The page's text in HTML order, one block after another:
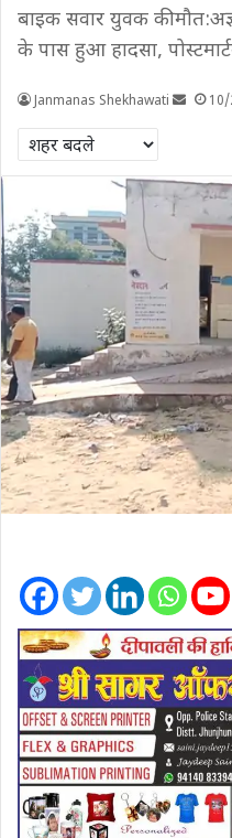
बाइक सवार युवक की
के पास हुआ हादसा,
Janmanas Shekhawati